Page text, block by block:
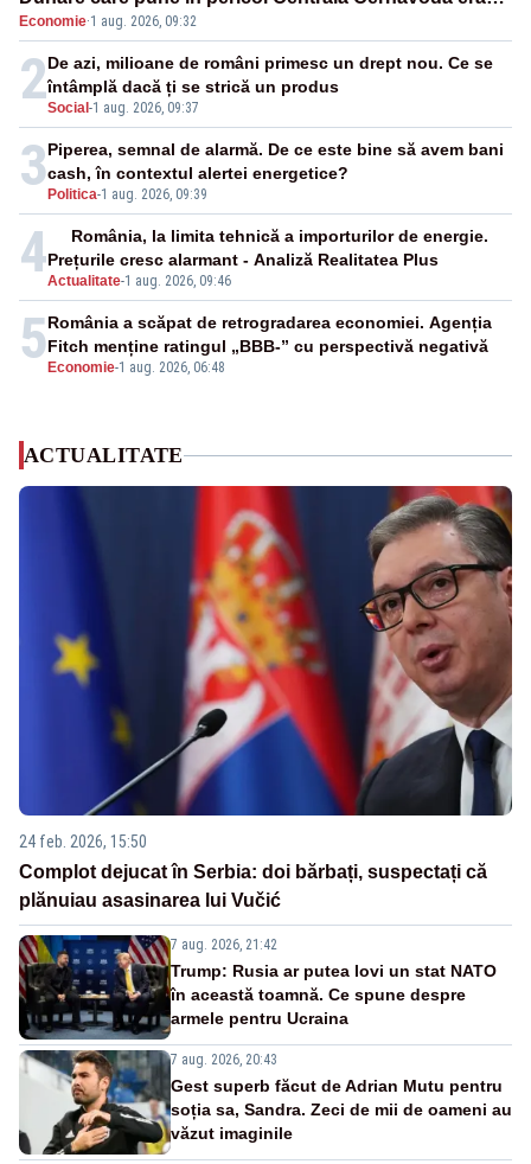
cunoscută de pe vremea lui Ceaușescu
Economie·1 aug. 2026, 09:32
2Social -1 aug. 2026, 09:37
De azi, milioane de români primesc un drept nou. Ce se
întâmplă dacă ți se strică un produs
3 Politica-1 aug. 2026, 09:39
Piperea, semnal de alarmă. De ce este bine să avem bani
cash, în contextul alertei energetice?
4Actualitate-1 aug. 2026, 09:46
România, la limita tehnică a importurilor de energie.
Prețurile cresc alarmant - Analiză Realitatea Plus
5 Economie-1 aug. 2026, 06:48
România a scăpat de retrogradarea economiei. Agenția
Fitch menține ratingul „BBB-” cu perspectivă negativă
ACTUALITATE
24 feb. 2026, 15:50
Complot dejucat în Serbia: doi bărbați, suspectați că
plănuiau asasinarea lui Vučić
7 aug. 2026, 21:42
Trump: Rusia ar putea lovi un stat NATO
în această toamnă. Ce spune despre
armele pentru Ucraina
7 aug. 2026, 20:43
Gest superb făcut de Adrian Mutu pentru
soția sa, Sandra. Zeci de mii de oameni au
văzut imaginile